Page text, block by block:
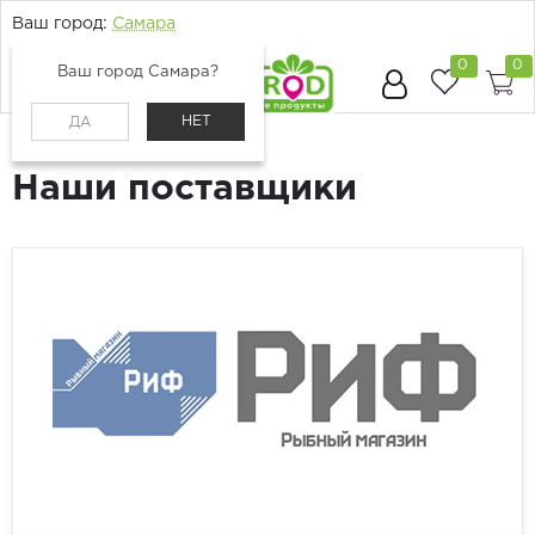
Ваш город: Самара
Ваш город Самара?
ДА НЕТ
0 0
Наши поставщики